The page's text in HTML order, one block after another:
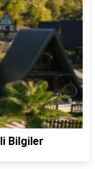
Bilgiler